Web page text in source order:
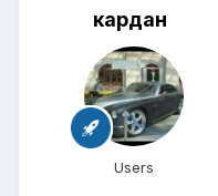
кардан
Users